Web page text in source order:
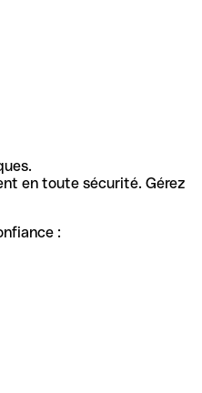
en toute sécurité. Gérez
: